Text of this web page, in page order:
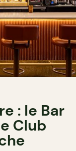
: le Bar
Club